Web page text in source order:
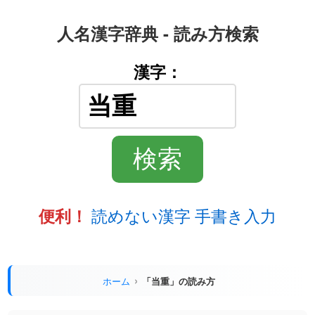
人名漢字辞典 - 読み方検索
漢字：
便利！ 読めない漢字 手書き入力
ホーム 「当重」の読み方